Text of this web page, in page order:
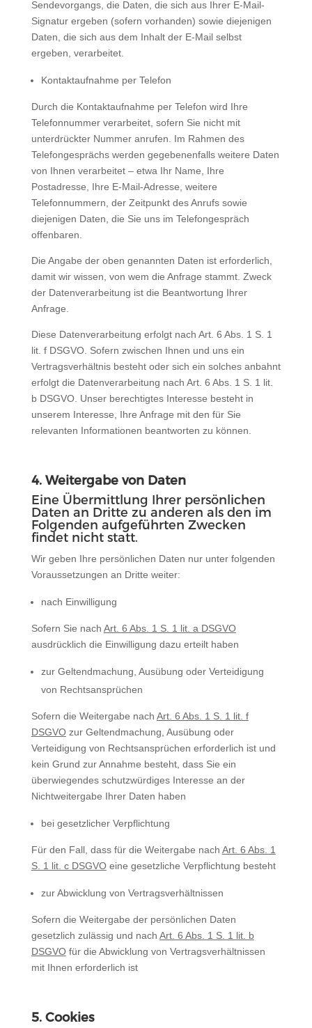
Sendevorgangs, die Daten, die sich aus Ihrer E-Mail-
Signatur ergeben (sofern vorhanden) sowie diejenigen
Daten, die sich aus dem Inhalt der E-Mail selbst
ergeben, verarbeitet.
Kontaktaufnahme per Telefon
Durch die Kontaktaufnahme per Telefon wird Ihre
Telefonnummer verarbeitet, sofern Sie nicht mit
unterdrückter Nummer anrufen. Im Rahmen des
Telefongesprächs werden gegebenenfalls weitere Daten
von Ihnen verarbeitet – etwa Ihr Name, Ihre
Postadresse, Ihre E-Mail-Adresse, weitere
Telefonnummern, der Zeitpunkt des Anrufs sowie
diejenigen Daten, die Sie uns im Telefongespräch
offenbaren.
Die Angabe der oben genannten Daten ist erforderlich,
damit wir wissen, von wem die Anfrage stammt. Zweck
der Datenverarbeitung ist die Beantwortung Ihrer
Anfrage.
Diese Datenverarbeitung erfolgt nach Art. 6 Abs. 1 S. 1
lit. f DSGVO. Sofern zwischen Ihnen und uns ein
Vertragsverhältnis besteht oder sich ein solches anbahnt
erfolgt die Datenverarbeitung nach Art. 6 Abs. 1 S. 1 lit.
b DSGVO. Unser berechtigtes Interesse besteht in
unserem Interesse, Ihre Anfrage mit den für Sie
relevanten Informationen beantworten zu können.
4. Weitergabe von Daten
Eine Übermittlung Ihrer persönlichen
Daten an Dritte zu anderen als den im
Folgenden aufgeführten Zwecken
findet nicht statt.
Wir geben Ihre persönlichen Daten nur unter folgenden
Voraussetzungen an Dritte weiter:
nach Einwilligung
Sofern Sie nach Art. 6 Abs. 1 S. 1 lit. a DSGVO
ausdrücklich die Einwilligung dazu erteilt haben
zur Geltendmachung, Ausübung oder Verteidigung
von Rechtsansprüchen
Sofern die Weitergabe nach Art. 6 Abs. 1 S. 1 lit. f
DSGVOzur Geltendmachung, Ausübung oder
Verteidigung von Rechtsansprüchen erforderlich ist und
kein Grund zur Annahme besteht, dass Sie ein
überwiegendes schutzwürdiges Interesse an der
Nichtweitergabe Ihrer Daten haben
bei gesetzlicher Verpflichtung
Für den Fall, dass für die Weitergabe nach Art. 6 Abs. 1
S. 1 lit. c DSGVOeine gesetzliche Verpflichtung besteht
zur Abwicklung von Vertragsverhältnissen
Sofern die Weitergabe der persönlichen Daten
gesetzlich zulässig und nach Art. 6 Abs. 1 S. 1 lit. b
DSGVOfür die Abwicklung von Vertragsverhältnissen
mit Ihnen erforderlich ist
5. Cookies